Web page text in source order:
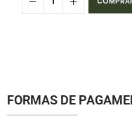
FORMAS DE